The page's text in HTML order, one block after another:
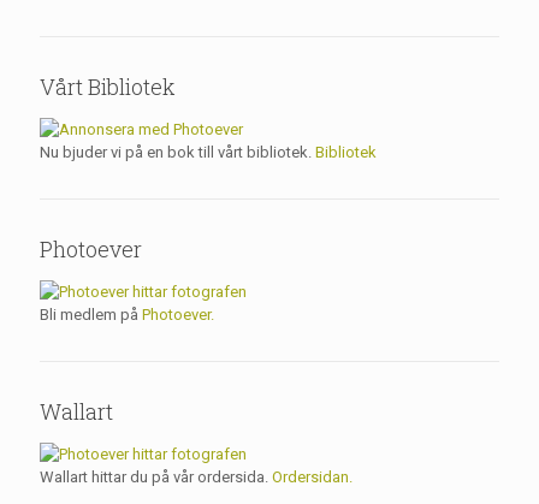
Vårt Bibliotek
Nu bjuder vi på en bok till vårt bibliotek. Bibliotek
Photoever
Bli medlem på Photoever.
Wallart
Wallart hittar du på vår ordersida. Ordersidan.